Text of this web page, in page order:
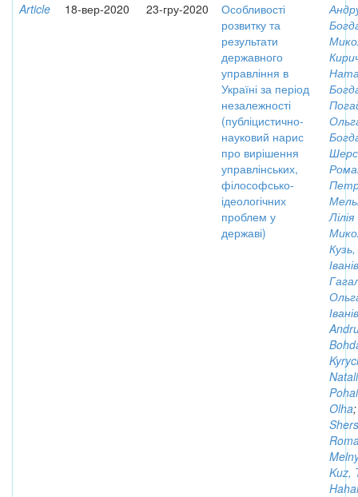
Article
18-вер-2020 23-гру-2020
Особливості
розвитку та
результати
державного
управління в
Україні за період
незалежності
(публіцистично-
науковий нарис
про вирішення
управлінських,
філософсько-
ідеологічних
проблем у
державі)
Лілія
Olha;
Kuz,